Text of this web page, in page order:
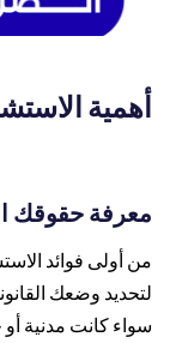
أهمية
معرفة حقوقك
من أولى فوائد
لتحديد وضعك
سواء كانت مدنية